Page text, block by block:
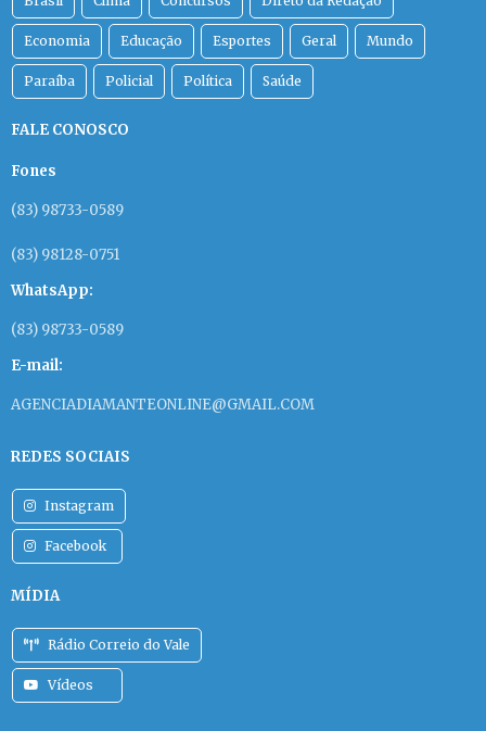
Economia Educação Esportes Geral Mundo
Paraíba Policial Política Saúde
FALE CONOSCO
Fones
(83) 98733-0589
(83) 98128-0751
WhatsApp:
(83) 98733-0589
E-mail:
AGENCIADIAMANTEONLINE@GMAIL.COM
REDES SOCIAIS
Instagram
Facebook
MÍDIA
Rádio Correio do Vale
Vídeos